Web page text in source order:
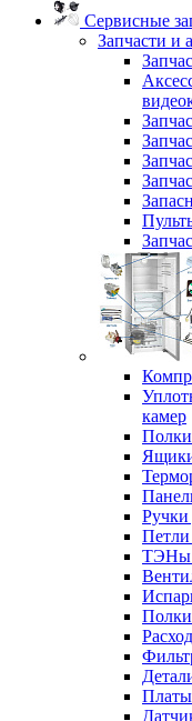
Сервисные
Запчасти и
камер
Полки
Ручки
Петли
ТЭНы
Полки
Платы